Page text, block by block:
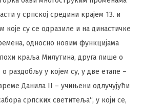
у српској средини крајем 13. и
које су се одразиле и на династичке
односно новим функцијама
краља Милутина, друга пише о
раздобљу у којем су, у две етапе –
Данила II – учињени одлучујући
српских светитеља“, у који се,